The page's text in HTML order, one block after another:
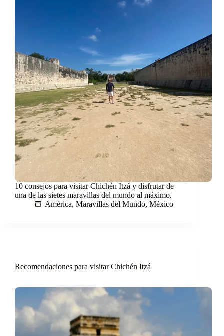
10 consejos para visitar Chichén Itzá y disfrutar de
una de las sietes maravillas del mundo al máximo.
América, Maravillas del Mundo, México
Recomendaciones para visitar Chichén Itzá